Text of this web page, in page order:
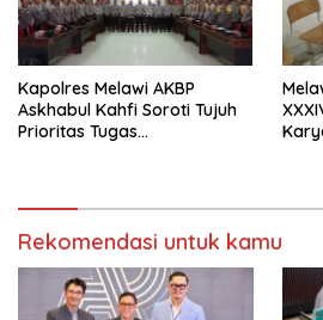
Kapolres Melawi AKBP
Askhabul Kahfi Soroti Tujuh
Prioritas Tugas
Rekomendasi untuk kamu